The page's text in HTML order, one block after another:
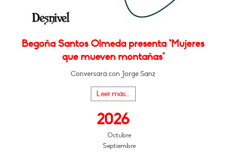
Begoña Santos Olmeda presenta "Mujeres
que mueven montañas"
Conversará con Jorge Sanz
Leer más...
2026
Octubre
Septiembre